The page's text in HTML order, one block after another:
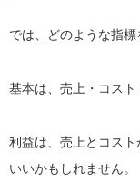
では、どのような指標
基本は、売上・コスト
利益は、売上とコス
いいかもしれません。